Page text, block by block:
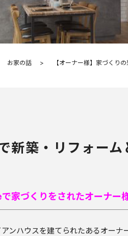
お家の話 【オーナー様】家づくり
新築・リフォーム
家づくりをされたオーナー
ンハウスを建てられたあるオーナ